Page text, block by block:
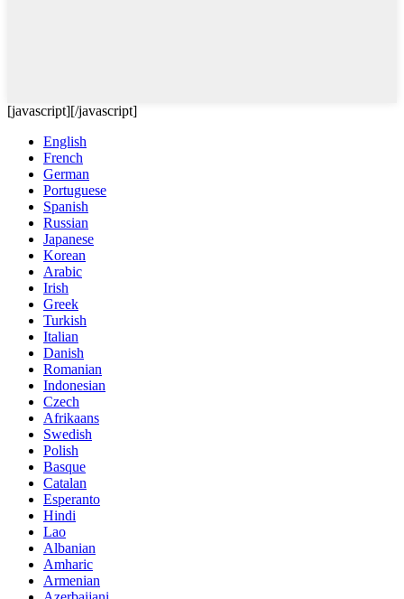
[javascript][/javascript]
English
French
German
Portuguese
Spanish
Russian
Japanese
Korean
Arabic
Irish
Greek
Turkish
Italian
Danish
Romanian
Indonesian
Czech
Afrikaans
Swedish
Polish
Basque
Catalan
Esperanto
Hindi
Lao
Albanian
Amharic
Armenian